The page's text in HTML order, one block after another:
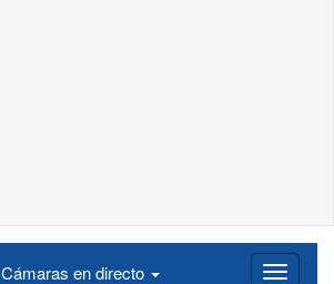
Cámaras en directo